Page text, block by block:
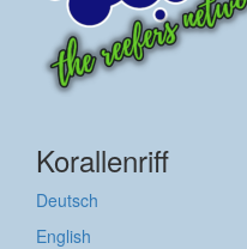
Korallenriff
Deutsch
English